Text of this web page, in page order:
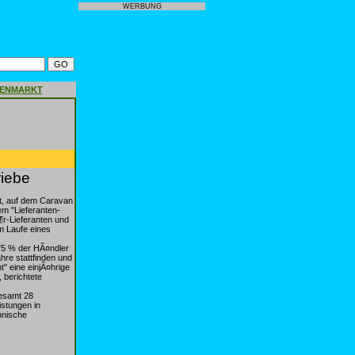
auf dem Caravan
"Lieferanten-
Lieferanten und
Laufe eines
% der HÃ¤ndler
stattfinden und
eine einjÃ¤hrige
berichtete
28
in
WERBUNG